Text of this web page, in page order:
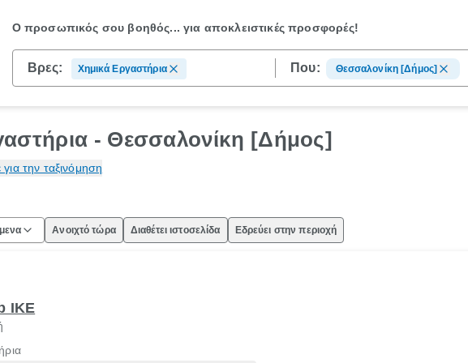
Ο προσωπικός σου βοηθός...για αποκλειστικές προσφορές!
Βρες: Χημικά Εργαστήρια Που: Θεσσαλονίκη [Δήμος]
- Θεσσαλονίκη [Δήμος]
την ταξινόμηση
Ανοιχτό τώρα Διαθέτει ιστοσελίδα Εδρεύει στην περιοχή
ΙΚΕ